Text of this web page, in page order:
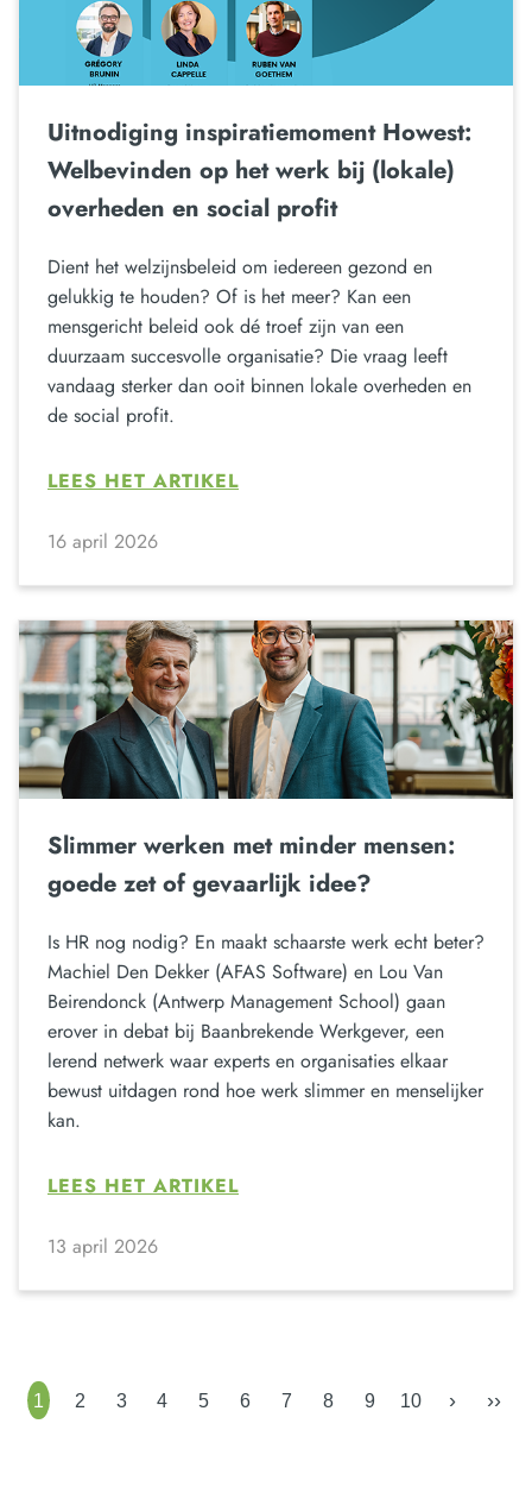
Uitnodiging inspiratiemoment Howest:
Welbevinden op het werk bij (lokale)
overheden en social profit
Dient het welzijnsbeleid om iedereen gezond en
gelukkig te houden? Of is het meer? Kan een
mensgericht beleid ook dé troef zijn van een
duurzaam succesvolle organisatie? Die vraag leeft
vandaag sterker dan ooit binnen lokale overheden en
de social profit.
LEES HET ARTIKEL
16 april 2026
Slimmer werken met minder mensen:
goede zet of gevaarlijk idee?
Is HR nog nodig? En maakt schaarste werk echt beter?
Machiel Den Dekker (AFAS Software) en Lou Van
Beirendonck (Antwerp Management School) gaan
erover in debat bij Baanbrekende Werkgever, een
lerend netwerk waar experts en organisaties elkaar
bewust uitdagen rond hoe werk slimmer en menselijker
kan.
LEES HET ARTIKEL
13 april 2026
1 2 3 4 5 6 7 8 9 10 › ››